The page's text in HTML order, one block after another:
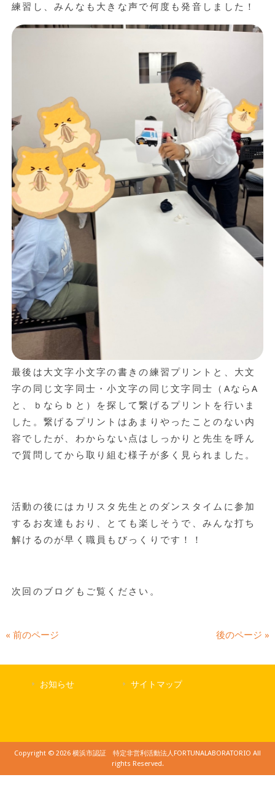
練習し、みんなも大きな声で何度も発音しました！
最後は大文字小文字の書きの練習プリントと、大文
字の同じ文字同士・小文字の同じ文字同士（AならA
と、ｂならｂと）を探して繋げるプリントを行いま
した。繋げるプリントはあまりやったことのない内
容でしたが、わからない点はしっかりと先生を呼ん
で質問してから取り組む様子が多く見られました。
活動の後にはカリスタ先生とのダンスタイムに参加
するお友達もおり、とても楽しそうで、みんな打ち
解けるのが早く職員もびっくりです！！
次回のブログもご覧ください。
« 前のページ 後のページ »
お知らせ サイトマップ
Copyright © 2026 横浜市認証 特定非営利活動法人FORTUNALABORATORIO All
rights Reserved.